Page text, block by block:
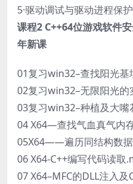
5·驱动调试与驱动进程保
课程2 C++64位游戏软件
年新课
01复习win32–查找阳光
02复习win32–无限阳光
03复习win32–种植及大
04 X64—查找气血真气内
05X64——遍历同结构数
06 X64-C++编写代码读取
07 X64–MFC的DLL注入